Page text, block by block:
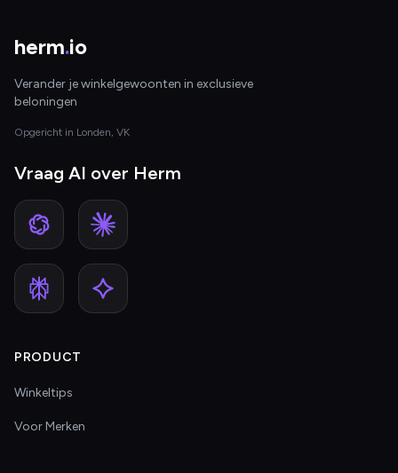
herm.io
Verander je winkelgewoonten in exclusieve
beloningen
Opgericht in Londen, VK
Vraag AI over Herm
PRODUCT
Winkeltips
Voor Merken